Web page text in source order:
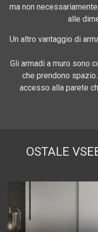
ma non
alle
Un altro vantaggio di
Gli armadi a muro sono
che prendono
accesso alla parete
OSTALE